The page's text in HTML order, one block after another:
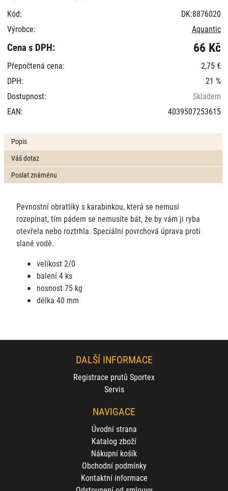
Kód:
DK:8876020
Výrobce:
Aquantic
Cena s DPH: 66 Kč
Přepočtená cena:
2,75 €
DPH:
21 %
Dostupnost:
Skladem
EAN:
4039507253615
Popis
Váš dotaz
Poslat známénu
Pevnostní obratlíky s karabinkou, která se nemusí
rozepínat, tím pádem se nemusíte bát, že by vám ji ryba
otevřela nebo roztrhla. Speciální povrchová úprava proti
slané vodě.
velikost 2/0
balení 4 ks
nosnost 75 kg
délka 40 mm
DALŠÍ INFORMACE
Registrace prutů Sportex
Servis
NAVIGACE
Úvodní strana
Katalog zboží
Nákupní košík
Obchodní podmínky
Kontaktní informace